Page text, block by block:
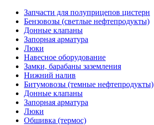
Запчасти для полуприцепов цистерн
Бензовозы (светлые нефтепродукты)
Донные клапаны
Запорная арматура
Люки
Навесное оборудование
Замки, барабаны заземления
Нижний налив
Битумовозы (темные нефтепродукты)
Донные клапаны
Запорная арматура
Люки
Обшивка (термос)